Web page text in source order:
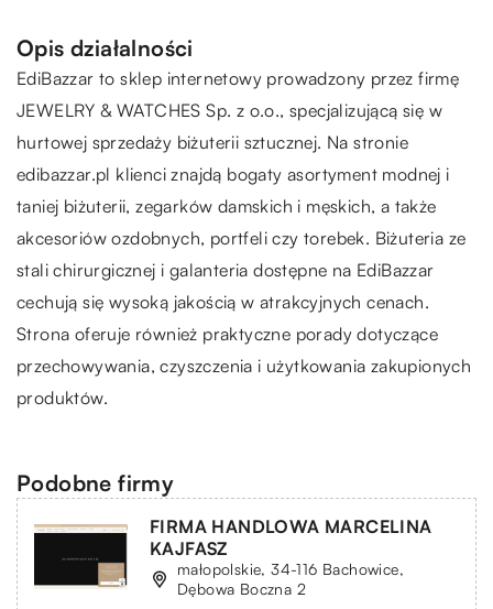
Opis działalności
EdiBazzar to sklep internetowy prowadzony przez firmę
JEWELRY & WATCHES Sp. z o.o., specjalizującą się w
hurtowej sprzedaży biżuterii sztucznej. Na stronie
edibazzar.pl klienci znajdą bogaty asortyment modnej i
taniej biżuterii, zegarków damskich i męskich, a także
akcesoriów ozdobnych, portfeli czy torebek. Biżuteria ze
stali chirurgicznej i galanteria dostępne na EdiBazzar
cechują się wysoką jakością w atrakcyjnych cenach.
Strona oferuje również praktyczne porady dotyczące
przechowywania, czyszczenia i użytkowania zakupionych
produktów.
Podobne firmy
FIRMA HANDLOWA MARCELINA
KAJFASZ
małopolskie, 34-116 Bachowice,
Dębowa Boczna 2